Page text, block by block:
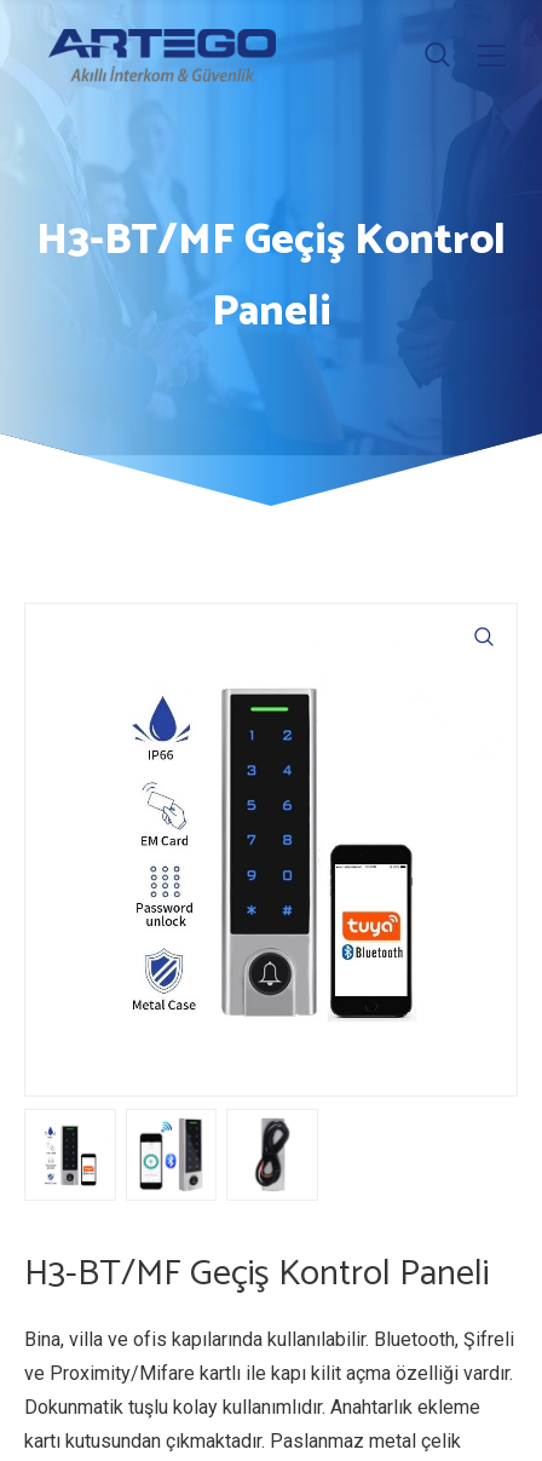
H3-BT/MF Geçiş Kontrol
Paneli
H3-BT/MF Geçiş Kontrol Paneli
Bina, villa ve ofis kapılarında kullanılabilir. Bluetooth, Şifreli
ve Proximity/Mifare kartlı ile kapı kilit açma özelliği vardır.
Dokunmatik tuşlu kolay kullanımlıdır. Anahtarlık ekleme
kartı kutusundan çıkmaktadır. Paslanmaz metal çelik